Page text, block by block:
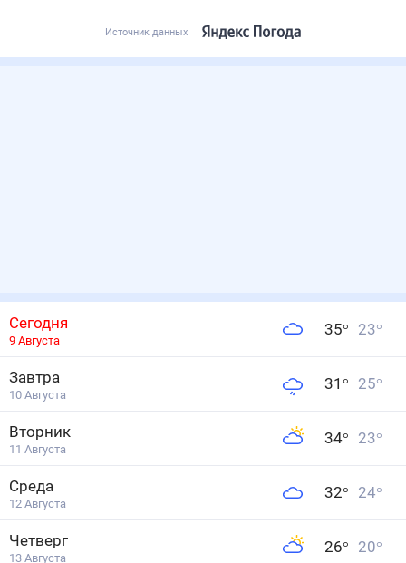
Источник данных
Сегодня
9 Августа
35° 23°
Завтра
10 Августа
31 ° 25°
Вторник
11 Августа
34° 23°
Среда
12 Августа
32° 24°
Четверг
13 Августа
26° 20°